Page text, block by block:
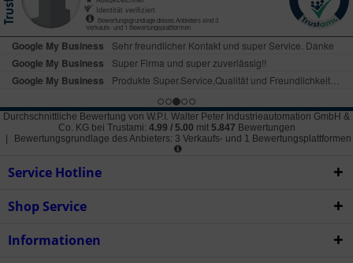
Durchschnittliche Bewertung von W.P.I. Walter Peter Industrieautomation GmbH &
Co. KG bei Trustami: 4.99 / 5.00 mit 5.847 Bewertungen
Bewertungsgrundlage des Anbieters: 3 Verkaufs- und 1 Bewertungsplattformen
Service Hotline
Shop Service
Informationen